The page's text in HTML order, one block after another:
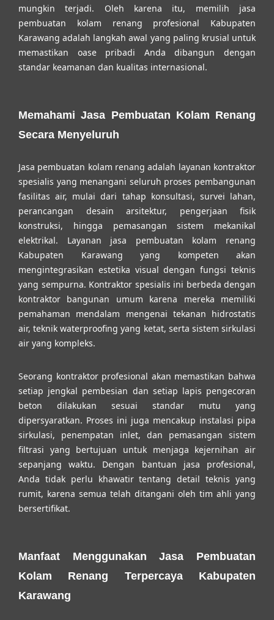
mungkin terjadi. Oleh karena itu, memilih jasa
pembuatan kolam renang profesional Kabupaten
Karawang adalah langkah awal yang paling krusial untuk
memastikan oase pribadi Anda dibangun dengan
standar keamanan dan kualitas internasional.
Memahami Jasa Pembuatan Kolam Renang
Secara Menyeluruh
Jasa pembuatan kolam renang adalah layanan kontraktor
spesialis yang menangani seluruh proses pembangunan
fasilitas air, mulai dari tahap konsultasi, survei lahan,
perancangan desain arsitektur, pengerjaan fisik
konstruksi, hingga pemasangan sistem mekanikal
elektrikal. Layanan jasa pembuatan kolam renang
Kabupaten Karawang yang kompeten akan
mengintegrasikan estetika visual dengan fungsi teknis
yang sempurna. Kontraktor spesialis ini berbeda dengan
kontraktor bangunan umum karena mereka memiliki
pemahaman mendalam mengenai tekanan hidrostatis
air, teknik waterproofing yang ketat, serta sistem sirkulasi
air yang kompleks.
Seorang kontraktor profesional akan memastikan bahwa
setiap jengkal pembesian dan setiap lapis pengecoran
beton dilakukan sesuai standar mutu yang
dipersyaratkan. Proses ini juga mencakup instalasi pipa
sirkulasi, penempatan inlet, dan pemasangan sistem
filtrasi yang bertujuan untuk menjaga kejernihan air
sepanjang waktu. Dengan bantuan jasa profesional,
Anda tidak perlu khawatir tentang detail teknis yang
rumit, karena semua telah ditangani oleh tim ahli yang
bersertifikat.
Manfaat Menggunakan Jasa Pembuatan
Kolam Renang Terpercaya Kabupaten
Karawang